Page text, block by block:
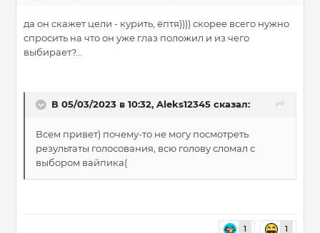
да он скажет цели - курить, ёптя)))) скорее всего нужно
спросить на что он уже глаз положил и из чего
выбирает?...
В 05/03/2023 в 10:32, Aleks12345 сказал:
Всем привет) почему-то не могу посмотреть
результаты голосования, всю голову сломал с
выбором вайпика(
1 1